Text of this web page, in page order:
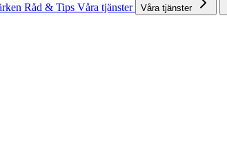
Råd & Tips Våra tjänster Våra tjänster